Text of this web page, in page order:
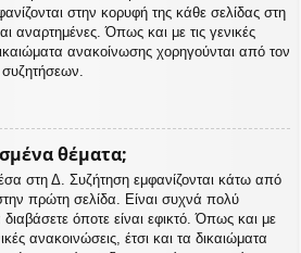
στην κορυφή της κάθε σελίδας στη
αναρτημένες. Όπως και με τις γενικές
ανακοίνωσης χορηγούνται από τον
συζητήσεων.
θέματα;
στη Δ. Συζήτηση εμφανίζονται κάτω από
πρώτη σελίδα. Είναι συχνά πολύ
όποτε είναι εφικτό. Όπως και με
ανακοινώσεις, έτσι και τα δικαιώματα